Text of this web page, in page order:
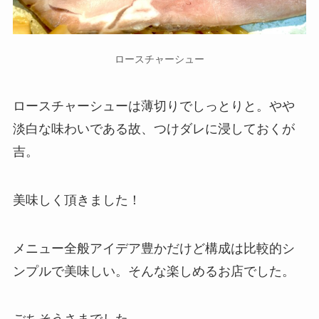
ロースチャーシュー
ロースチャーシューは薄切りでしっとりと。やや
淡白な味わいである故、つけダレに浸しておくが
吉。
美味しく頂きました！
メニュー全般アイデア豊かだけど構成は比較的シ
ンプルで美味しい。そんな楽しめるお店でした。